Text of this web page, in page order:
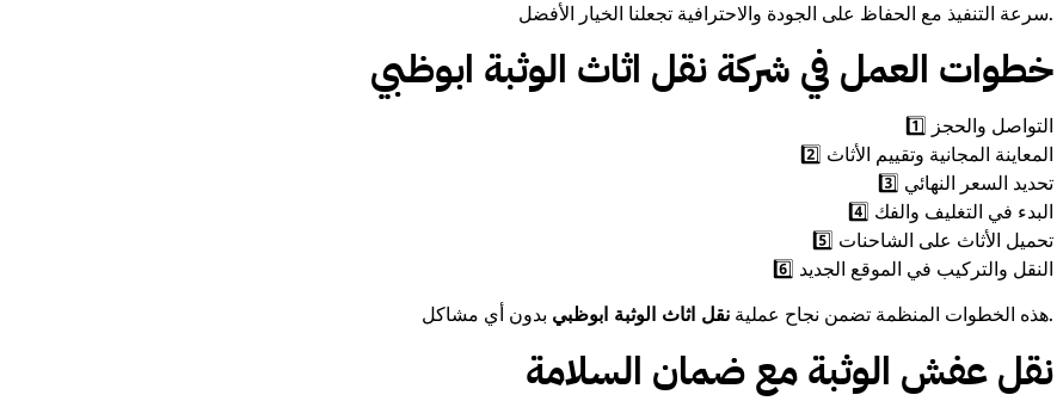
سرعة التنفيذ مع الحفاظ على الجودة والاحترافية تجعلنا الخيار الأفضل.
خطوات العمل في شركة نقل اثاث الوثبة ابوظبي
1️⃣ التواصل والحجز
2️⃣ المعاينة المجانية وتقييم الأثاث
3️⃣ تحديد السعر النهائي
4️⃣ البدء في التغليف والفك
5️⃣ تحميل الأثاث على الشاحنات
6️⃣ النقل والتركيب في الموقع الجديد
هذه الخطوات المنظمة تضمن نجاح عملية نقل اثاث الوثبة ابوظبي بدون أي مشاكل.
نقل عفش الوثبة مع ضمان السلامة